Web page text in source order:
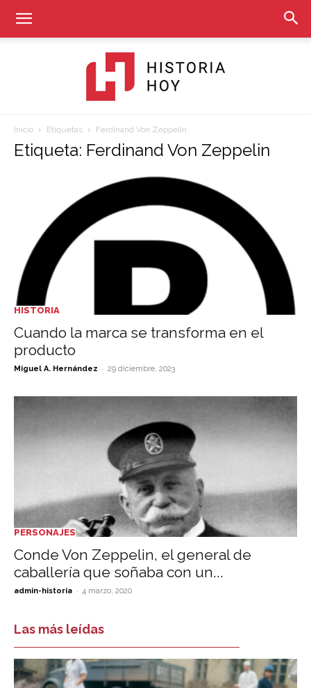
Historia
Inicio Etiquetas Ferdinand Von Zeppelin
Etiqueta: Ferdinand Von Zeppelin
HISTORIA
Cuando la marca se transforma en el
producto
Miguel A. Hernández - 29 diciembre, 2023
PERSONAJES
Conde Von Zeppelin, el general de
caballería que soñaba con un...
admin-historia - 4 marzo, 2020
Las más leídas